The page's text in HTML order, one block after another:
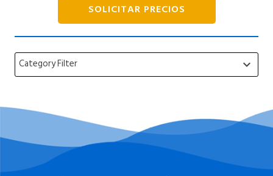
SOLICITAR PRECIOS
Category Filter keyboard_arrow_down